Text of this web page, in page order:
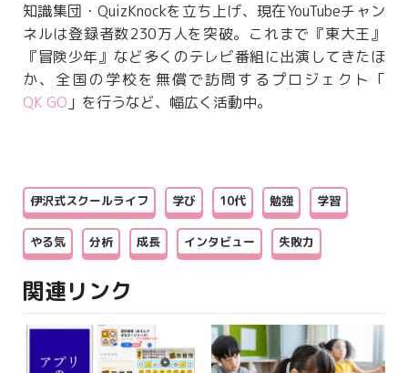
知識集団・QuizKnockを立ち上げ、現在YouTubeチャン
ネルは登録者数230万人を突破。これまで『東大王』
『冒険少年』など多くのテレビ番組に出演してきたほ
か、全国の学校を無償で訪問するプロジェクト「
QK GO 」を行うなど、幅広く活動中。
伊沢式スクールライフ 学び 10代 勉強 学習
やる気 分析 成長 インタビュー 失敗力
関連リンク